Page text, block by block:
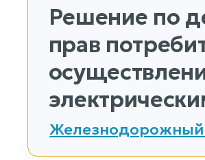
Решение по
прав
Железнодорожный